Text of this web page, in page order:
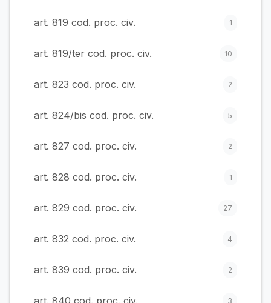
art. 819 cod. proc. civ. 1
art. 819/ter cod. proc. civ. 10
art. 823 cod. proc. civ. 2
art. 824/bis cod. proc. civ. 5
art. 827 cod. proc. civ. 2
art. 828 cod. proc. civ. 1
art. 829 cod. proc. civ. 27
art. 832 cod. proc. civ. 4
art. 839 cod. proc. civ. 2
art. 840 cod. proc. civ. 3